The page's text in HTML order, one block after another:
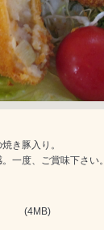
き豚入り。
一度、ご賞味下さい。
(4MB)